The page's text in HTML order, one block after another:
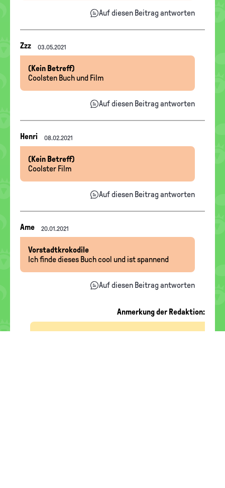
Auf diesen Beitrag antworten
Nachrichten-
Thread
Zzz 03.05.2021
(Kein Betreff)
Coolsten Buch und Film
Auf diesen Beitrag antworten
Nachrichten-
Thread
Henri 08.02.2021
(Kein Betreff)
Coolster Film
Auf diesen Beitrag antworten
Nachrichten-
Thread
Ame 20.01.2021
Vorstadtkrokodile
Ich finde dieses Buch cool und ist spannend
Auf diesen Beitrag antworten
Anmerkung der Redaktion: